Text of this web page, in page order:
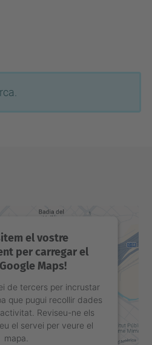
el vostre
per carregar el
Maps!
de tercers per incrustar
que pugui recollir dades
Reviseu-ne els
el servei per veure el
mapa.